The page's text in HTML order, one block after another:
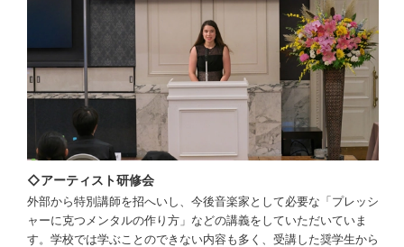
◇アーティスト研修会
外部から特別講師を招へいし、今後音楽家として必要な「プレッシ
ャーに克つメンタルの作り方」などの講義をしていただいていま
す。学校では学ぶことのできない内容も多く、受講した奨学生から